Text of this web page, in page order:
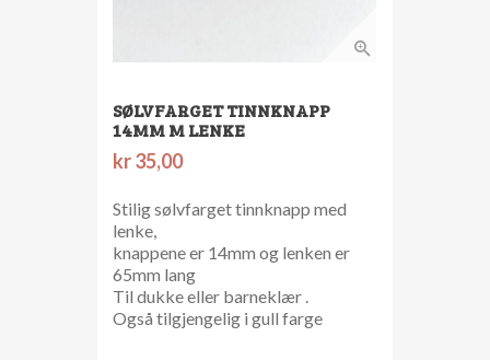
SØLVFARGET TINNKNAPP
14MM M LENKE
kr35,00
Stilig sølvfarget tinnknapp med
lenke,
knappene er 14mm og lenken er
65mm lang
Til dukke eller barneklær .
Også tilgjengelig i gull farge